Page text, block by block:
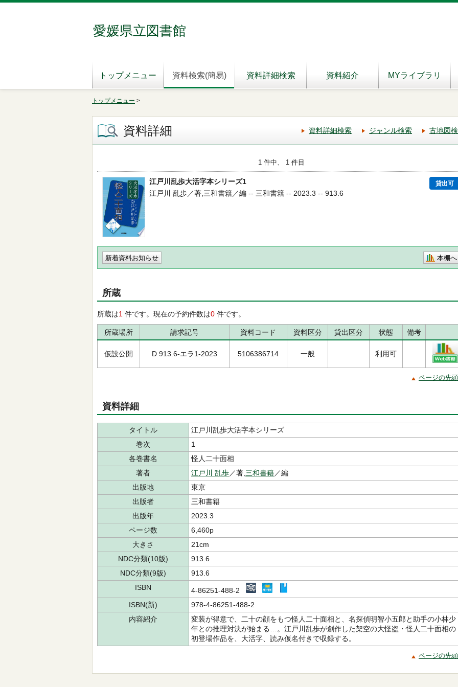
愛媛県立図書館
トップメニュー 資料検索(簡易) 資料詳細検索 資料紹介 MYライブラリ
トップメニュー >
資料詳細 資料詳細検索 ジャンル検索 古地図
1 件中、 1 件目
江戸川乱歩大活字本シリーズ1 貸出可
江戸川 乱歩／著,三和書籍／編 -- 三和書籍 -- 2023.3 -- 913.6
新着資料お知らせ 本棚へ
所蔵
所蔵は1 件です。現在の予約件数は0 件です。
所蔵場所 請求記号 資料コード 資料区分 貸出区分 状態 備考
仮設公開 D 913.6-エラ1-2023 5106386714 一般 利用可
ページの先
資料詳細
タイトル
江戸川乱歩大活字本シリーズ
巻次
1
各巻書名
怪人二十面相
著者
江戸川 乱歩／著, 三和書籍／編
出版地
東京
出版者
三和書籍
出版年
2023.3
ページ数
6,460p
大きさ
21cm
NDC分類(10版)
913.6
NDC分類(9版)
913.6
ISBN
4-86251-488-2
ISBN(新)
978-4-86251-488-2
内容紹介
変装が得意で、二十の顔をもつ怪人二十面相と、名探偵明智小五郎と助手の小林少
年との推理対決が始まる…。江戸川乱歩が創作した架空の大怪盗・怪人二十面相の
初登場作品を、大活字、読み仮名付きで収録する。
ページの先